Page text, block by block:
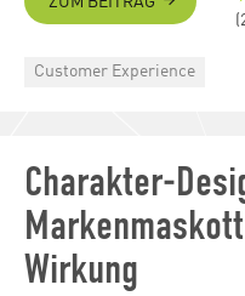
Categories
Customer Experience
Charakter-
Wirkung